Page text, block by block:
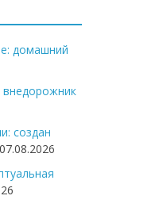
домашний
внедорожник
создан
07.08.2026